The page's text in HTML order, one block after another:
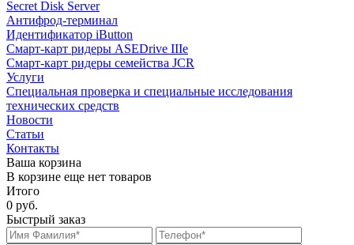
Secret Disk Server
Антифрод-терминал
Идентификатор iButton
Смарт-карт ридеры ASEDrive IIIe
Смарт-карт ридеры семейства JCR
Услуги
Специальная проверка и специальные исследования
технических средств
Новости
Статьи
Контакты
Ваша корзина
В корзине еще нет товаров
Итого
0 руб.
Быстрый заказ